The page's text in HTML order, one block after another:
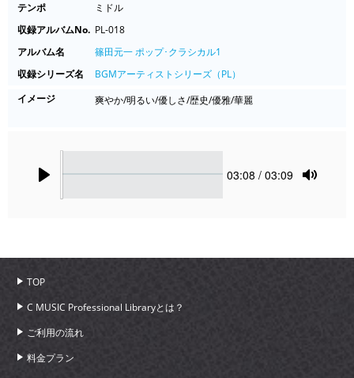
テンポ
ミドル
収録アルバムNo. PL-018
アルバム名
篠田元一 ポップ･クラシカル1
収録シリーズ名
BGMアーティストシリーズ（PL）
イメージ
爽やか/明るい/優しさ/歴史/優雅/華麗
Current
03:08 / 03:09
TOP
C MUSIC Professional Libraryとは？
ご利用の流れ
料金プラン